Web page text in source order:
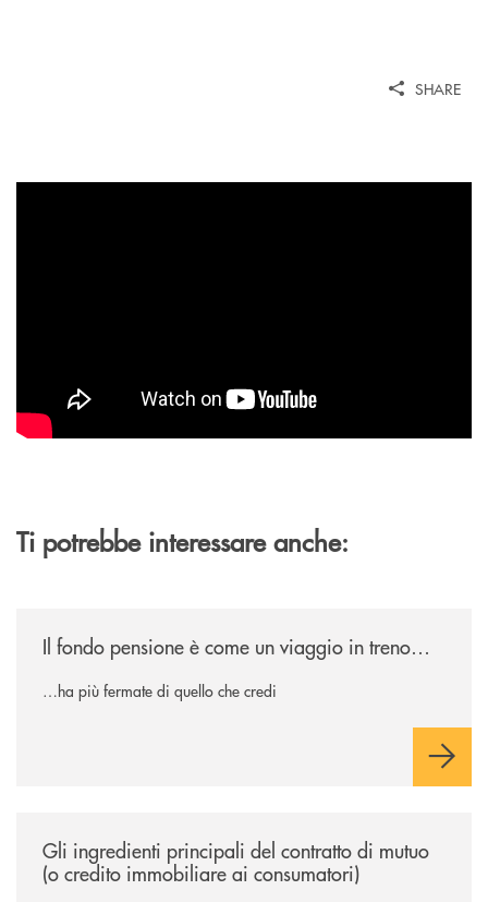
SHARE
Ti potrebbe interessare anche:
Il fondo pensione è come un viaggio in treno…
…ha più fermate di quello che credi
Gli ingredienti principali del contratto di mutuo
(o credito immobiliare ai consumatori)